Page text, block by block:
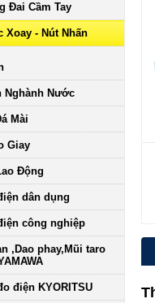
Đai Cầm Tay
Xoay - Nút Nhấn
Nghành Nước
Mài
Giay
Động
dân dụng
công nghiệp
,Dao phay,Mũi taro
điện KYORITSU